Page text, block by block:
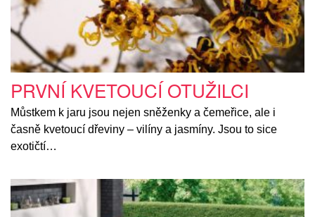
PRVNÍ KVETOUCÍ OTUŽILCI
Můstkem k jaru jsou nejen sněženky a čemeřice, ale i
časně kvetoucí dřeviny – vilíny a jasmíny. Jsou to sice
exotičtí…